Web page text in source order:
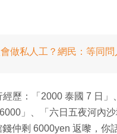
做私人工？網民：等同
歷：「2000 泰國 7 日
」、「六日五夜河內
仲剩 6000yen 返嚟，你